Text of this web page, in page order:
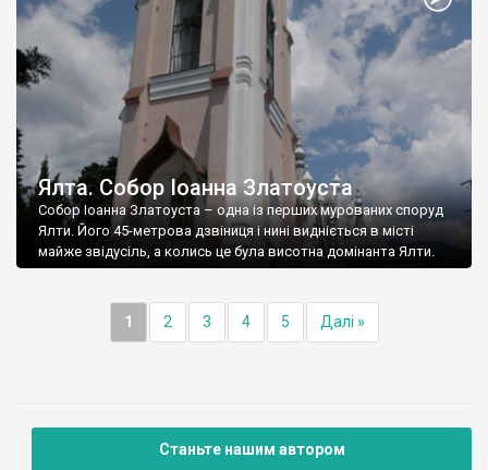
Ялта. Собор Іоанна Златоуста
Собор Іоанна Златоуста – одна із перших мурованих споруд
Ялти. Його 45-метрова дзвіниця і нині видніється в місті
майже звідусіль, а колись це була висотна домінанта Ялти.
1 2 3 4 5 Далі »
Станьте нашим автором